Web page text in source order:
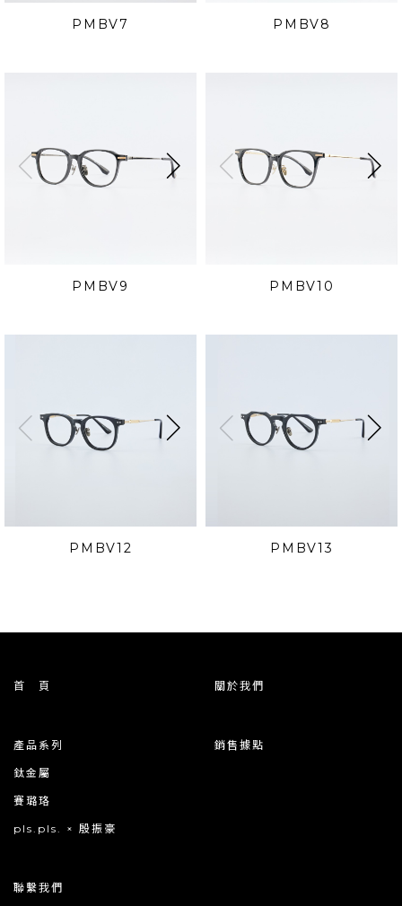
PMBV7 PMBV8
PMBV9 PMBV10
PMBV12 PMBV13
首 頁 關於我們
產品系列
鈦金屬
賽璐珞
pls.pls. × 殷振豪
銷售據點
聯繫我們